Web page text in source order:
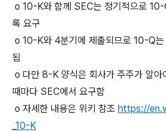
o 10-K와 함께 SEC는 정기적으로
록 요구
o 10-K와 4분기에 제출되므로 10-Q는
됨
o 다만 8-K 양식은 회사가 주주가 알아
때마다 SEC에서 요구함
o 자세한 내용은 위키 참조 https://
_10-K